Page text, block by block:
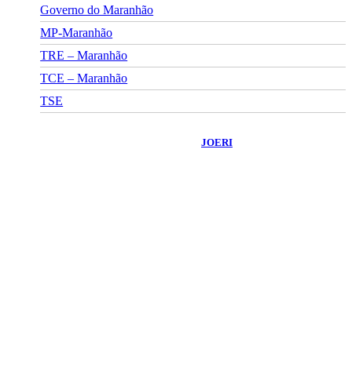
Governo do Maranhão
MP-Maranhão
TRE – Maranhão
TCE – Maranhão
TSE
JOERI